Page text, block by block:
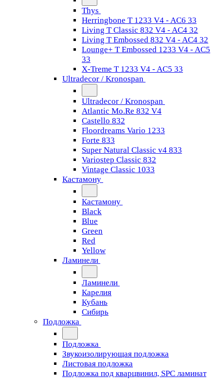
Thys
Herringbone T 1233 V4 - AC6 33
Living T Classic 832 V4 - AC4 32
Living T Embossed 832 V4 - AC4 32
Lounge+ T Embossed 1233 V4 - AC5
33
X-Treme T 1233 V4 - AC5 33
Ultradecor / Kronospan
Ultradecor / Kronospan
Atlantic Mo.Re 832 V4
Castello 832
Floordreams Vario 1233
Forte 833
Super Natural Classic v4 833
Variostep Classic 832
Vintage Classic 1033
Кастамону
Кастамону
Black
Blue
Green
Red
Yellow
Ламинели
Ламинели
Карелия
Кубань
Сибирь
Подложка
Подложка
Звукоизолирующая подложка
Листовая подложка
Подложка под кварцвинил, SPC ламинат